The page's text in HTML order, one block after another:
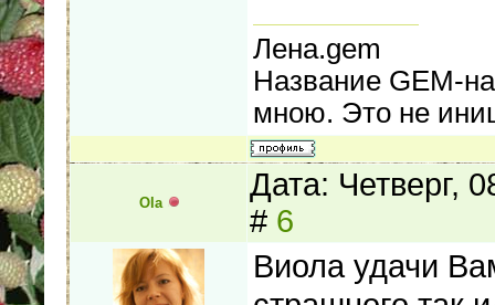
Лена.gem
Название GEM-
мною. Это не
Ola
Дата: Четверг,
# 6
Виола удачи